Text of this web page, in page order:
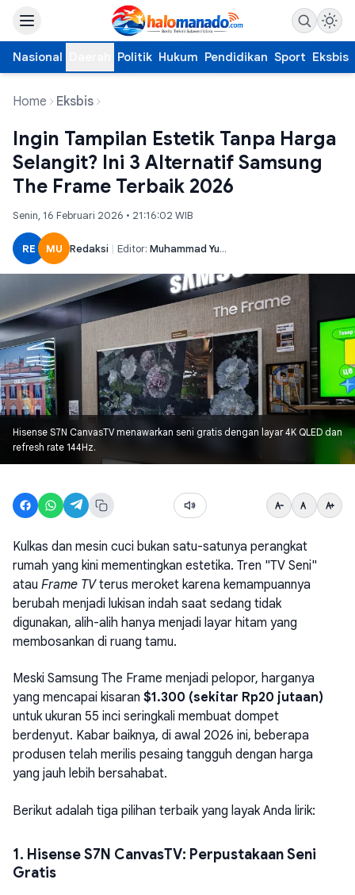
Nasional Politik Hukum Pendidikan Sport Eksbis
Home Eksbis
Ingin Tampilan Estetik Tanpa Harga
Selangit? Ini 3 Alternatif Samsung
The Frame Terbaik 2026
Senin, 16 Februari 2026 • 21:16:02 WIB
RE MU Redaksi | Editor: Muhammad Yusuf
Hisense S7N CanvasTV menawarkan seni gratis dengan layar 4K QLED dan
refresh rate 144Hz.
Kulkas dan mesin cuci bukan satu-satunya perangkat
rumah yang kini mementingkan estetika. Tren "TV Seni"
atau Frame TVterus meroket karena kemampuannya
berubah menjadi lukisan indah saat sedang tidak
digunakan, alih-alih hanya menjadi layar hitam yang
membosankan di ruang tamu.
Meski Samsung The Frame menjadi pelopor, harganya
yang mencapai kisaran $1.300 (sekitar Rp20 jutaan)
untuk ukuran 55 inci seringkali membuat dompet
berdenyut. Kabar baiknya, di awal 2026 ini, beberapa
produsen telah merilis pesaing tangguh dengan harga
yang jauh lebih bersahabat.
Berikut adalah tiga pilihan terbaik yang layak Anda lirik:
1. Hisense S7N CanvasTV: Perpustakaan Seni
Gratis